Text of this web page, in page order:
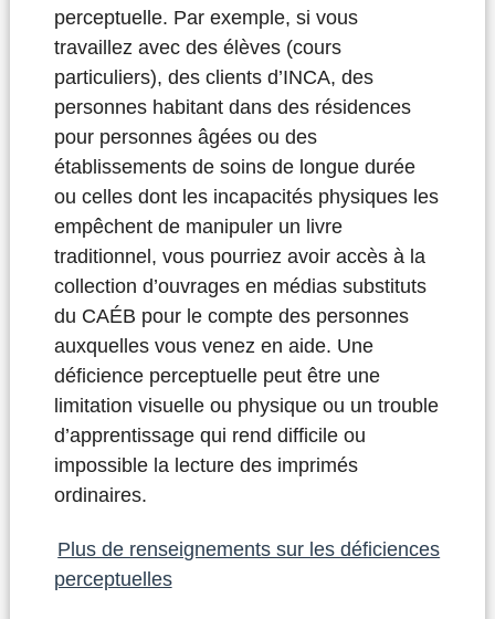
perceptuelle. Par exemple, si vous
travaillez avec des élèves (cours
particuliers), des clients d’INCA, des
personnes habitant dans des résidences
pour personnes âgées ou des
établissements de soins de longue durée
ou celles dont les incapacités physiques les
empêchent de manipuler un livre
traditionnel, vous pourriez avoir accès à la
collection d’ouvrages en médias substituts
du CAÉB pour le compte des personnes
auxquelles vous venez en aide. Une
déficience perceptuelle peut être une
limitation visuelle ou physique ou un trouble
d’apprentissage qui rend difficile ou
impossible la lecture des imprimés
ordinaires.
Plus de renseignements sur les déficiences
perceptuelles